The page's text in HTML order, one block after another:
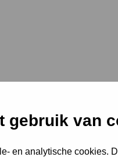
gebruik van
en analytische cookies.
toen hij van Hans